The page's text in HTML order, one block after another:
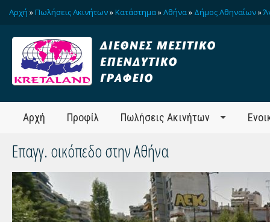
Αρχή »Πωλήσεις Ακινήτων»Κατάστημα»Αθήνα» Δήμος Αθηναίων»
Αρχή Προφίλ Πωλήσεις Ακινήτων
Επαγγ. οικόπεδο στην Αθήνα